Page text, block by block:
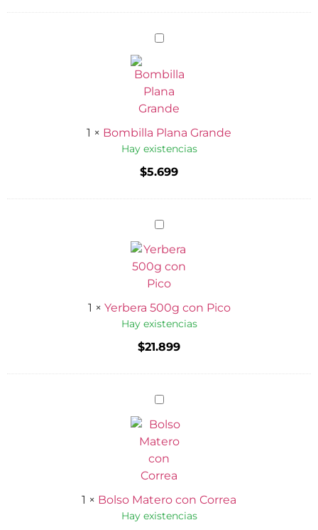
Bombilla
1 × Bombilla Plana Grande
Hay existencias
$5.699
Yerbera
con
Pico
1 × Yerbera 500g con Pico
Hay existencias
$21.899
Bolso
con
Correa
1 × Bolso Matero con Correa
Hay existencias